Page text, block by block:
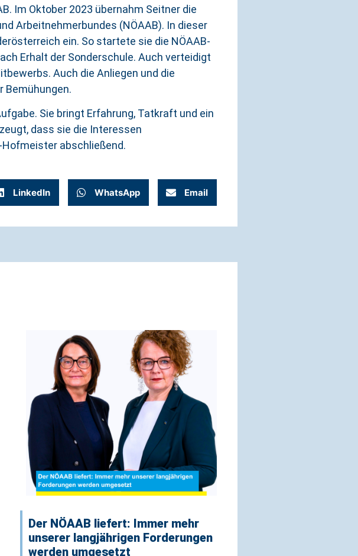
Im Oktober 2023 übernahm Seitner die
Arbeitnehmerbundes (NÖAAB). In dieser
ein. So startete sie die NÖAAB-
Erhalt der Sonderschule. Auch verteidigt
Auch die Anliegen und die
Bemühungen.
Sie bringt Erfahrung, Tatkraft und ein
dass sie die Interessen
abschließend.
LinkedIn WhatsApp Email
Der NÖAAB liefert: Immer mehr
unserer langjährigen Forderungen
werden umgesetzt